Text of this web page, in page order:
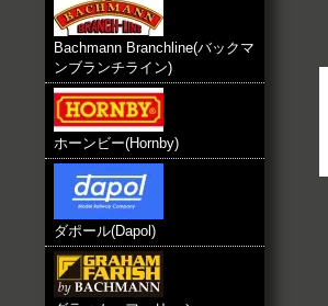
Bachmann Branchline(バックマ
ンブランチライン)
ホーンビー(Hornby)
ダポール(Dapol)